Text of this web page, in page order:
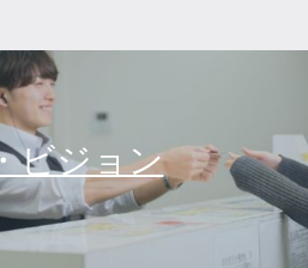
ビジョン